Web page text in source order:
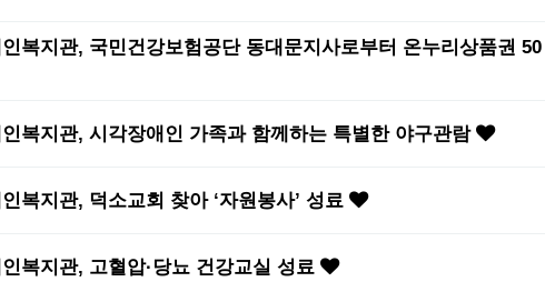
복지관, 국민건강보험공단 동대문지사로부터 온누리상품권 50
복지관, 시각장애인 가족과 함께하는 특별한 야구관람
복지관, 덕소교회 찾아 ‘자원봉사’ 성료
복지관, 고혈압·당뇨 건강교실 성료